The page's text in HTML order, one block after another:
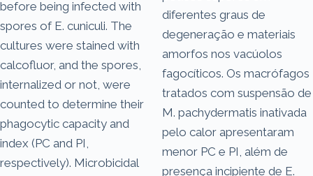
before being infected with
spores of E. cuniculi. The
cultures were stained with
calcofluor, and the spores,
internalized or not, were
counted to determine their
phagocytic capacity and
index (PC and PI,
respectively). Microbicidal
diferentes graus de
degeneração e materiais
amorfos nos vacúolos
fagocíticos. Os macrófagos
tratados com suspensão de
M. pachydermatis inativada
pelo calor apresentaram
menor PC e PI, além de
presença incipiente de E.